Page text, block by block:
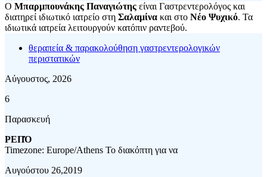
Ο Μπαρμπουνάκης Παναγιώτης είναι Γαστρεντερολόγος και
διατηρεί ιδιωτικό ιατρείο στη Σαλαμίνα και στο Νέο Ψυχικό. Τα
ιδιωτικά ιατρεία λειτουργούν κατόπιν ραντεβού.
θεραπεία & παρακολούθηση γαστρεντερολογικών
περιστατικών
Αύγουστος, 2026
6
Παρασκευή
ΡΕΠΌ
Timezone: Europe/Athens Το διακόπτη για να
Αυγούστου 26,2019